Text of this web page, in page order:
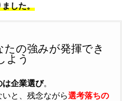
した。
たの強みが発揮でき
よう
は企業選び。
と、残念ながら選考落ちの